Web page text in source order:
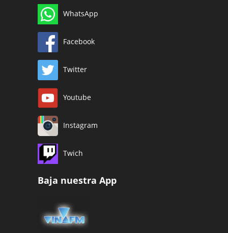
WhatsApp
Facebook
Twitter
Youtube
Instagram
Twich
Baja nuestra App